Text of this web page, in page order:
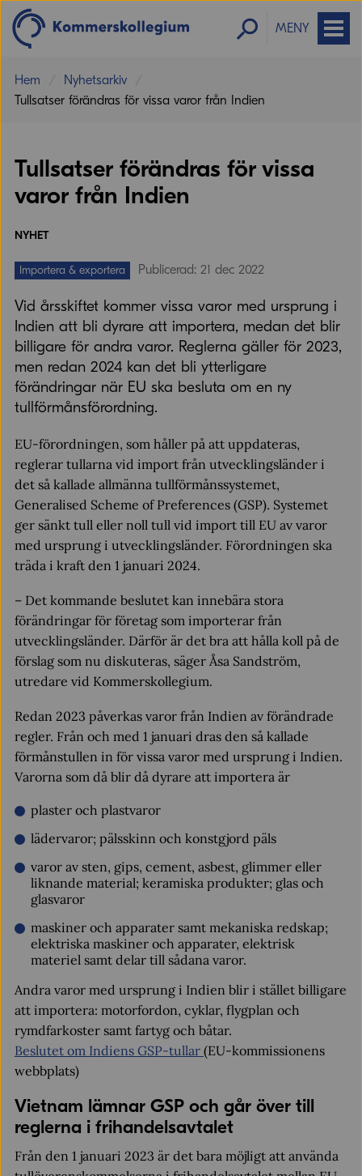
MENY
Hem
Nyhetsarkiv
Tullsatser förändras för vissa varor från Indien
Tullsatser förändras för vissa
varor från Indien
NYHET
Importera & exportera Publicerad: 21 dec 2022
Vid årsskiftet kommer vissa varor med ursprung i
Indien att bli dyrare att importera, medan det blir
billigare för andra varor. Reglerna gäller för 2023,
men redan 2024 kan det bli ytterligare
förändringar när EU ska besluta om en ny
tullförmånsförordning.
EU-förordningen, som håller på att uppdateras,
reglerar tullarna vid import från utvecklingsländer i
det så kallade allmänna tullförmånssystemet,
Generalised Scheme of Preferences (GSP). Systemet
ger sänkt tull eller noll tull vid import till EU av varor
med ursprung i utvecklingsländer. Förordningen ska
träda i kraft den 1 januari 2024.
– Det kommande beslutet kan innebära stora
förändringar för företag som importerar från
utvecklingsländer. Därför är det bra att hålla koll på de
förslag som nu diskuteras, säger Åsa Sandström,
utredare vid Kommerskollegium.
Redan 2023 påverkas varor från Indien av förändrade
regler. Från och med 1 januari dras den så kallade
förmånstullen in för vissa varor med ursprung i Indien.
Varorna som då blir då dyrare att importera är
plaster och plastvaror
lädervaror; pälsskinn och konstgjord päls
varor av sten, gips, cement, asbest, glimmer eller
liknande material; keramiska produkter; glas och
glasvaror
maskiner och apparater samt mekaniska redskap;
elektriska maskiner och apparater, elektrisk
materiel samt delar till sådana varor.
Andra varor med ursprung i Indien blir i stället billigare
att importera: motorfordon, cyklar, flygplan och
rymdfarkoster samt fartyg och båtar.
Beslutet om Indiens GSP-tullar (EU-kommissionens
webbplats)
Vietnam lämnar GSP och går över till
reglerna i frihandelsavtalet
Från den 1 januari 2023 är det bara möjligt att använda